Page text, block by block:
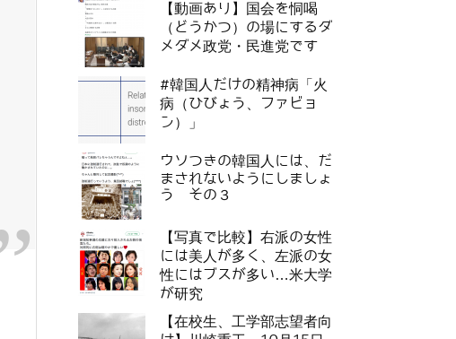
【動画あり】国会を恫喝
（どうかつ）の場にするダ
メダメ政党・民進党です
#韓国人だけの精神病「火
病（ひびょう、ファビョ
ン）」
ウソつきの韓国人には、だ
まされないようにしましょ
う その３
【写真で比較】右派の女性
には美人が多く、左派の女
性にはブスが多い…米大学
が研究
【在校生、工学部志望者向